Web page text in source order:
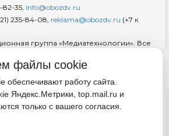
82-35, info@obozdv.ru
235-84-08, reklama@obozdv.ru (+7 к
группа «Медиатехнологии». Все
обязательна.
файлы cookie
обеспечивают работу сайта.
Яндекс.Метрики, top.mail.ru и
только с вашего согласия.